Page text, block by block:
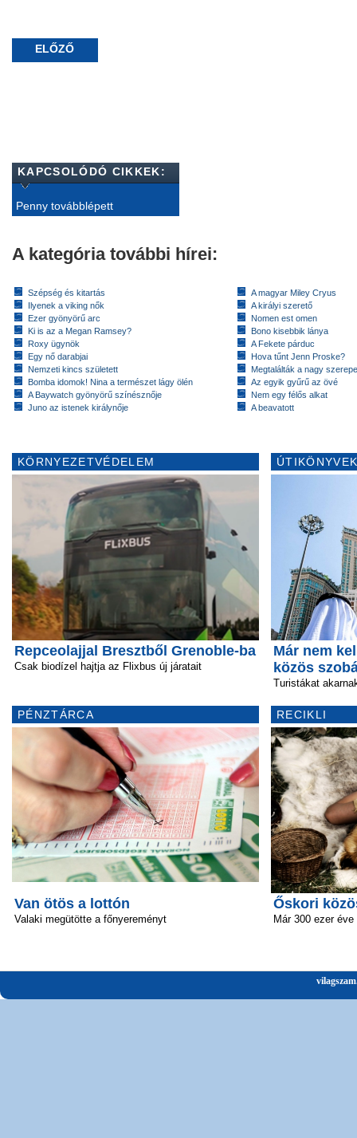
ELŐZŐ
KAPCSOLÓDÓ CIKKEK:
Penny továbblépett
A kategória további hírei:
Szépség és kitartás
Ilyenek a viking nők
Ezer gyönyörű arc
Ki is az a Megan Ramsey?
Roxy ügynök
Egy nő darabjai
Nemzeti kincs született
Bomba idomok! Nina a természet lágy ölén
A Baywatch gyönyörű színésznője
Juno az istenek királynője
A magyar Miley Cryus
A királyi szerető
Nomen est omen
Bono kisebbik lánya
A Fekete párduc
Hova tűnt Jenn Proske?
Megtalálták a nagy
Az egyik gyűrű az övé
Nem egy félős alkat
A beavatott
KÖRNYEZETVÉDELEM
Repceolajjal Bresztből Grenoble-ba
Csak biodízel hajtja az Flixbus új járatait
PÉNZTÁRCA
Van ötös a lottón
Valaki megütötte a főnyereményt
Már nem
közös
Turistákat
RECIKLI
Őskori
Már 300 ezer